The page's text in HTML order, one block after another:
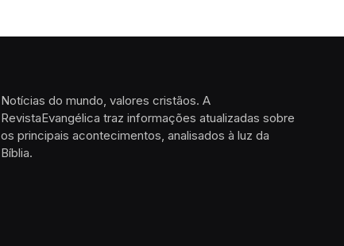
Notícias do mundo, valores cristãos. A
RevistaEvangélica traz informações atualizadas sobre
os principais acontecimentos, analisados à luz da
Bíblia.